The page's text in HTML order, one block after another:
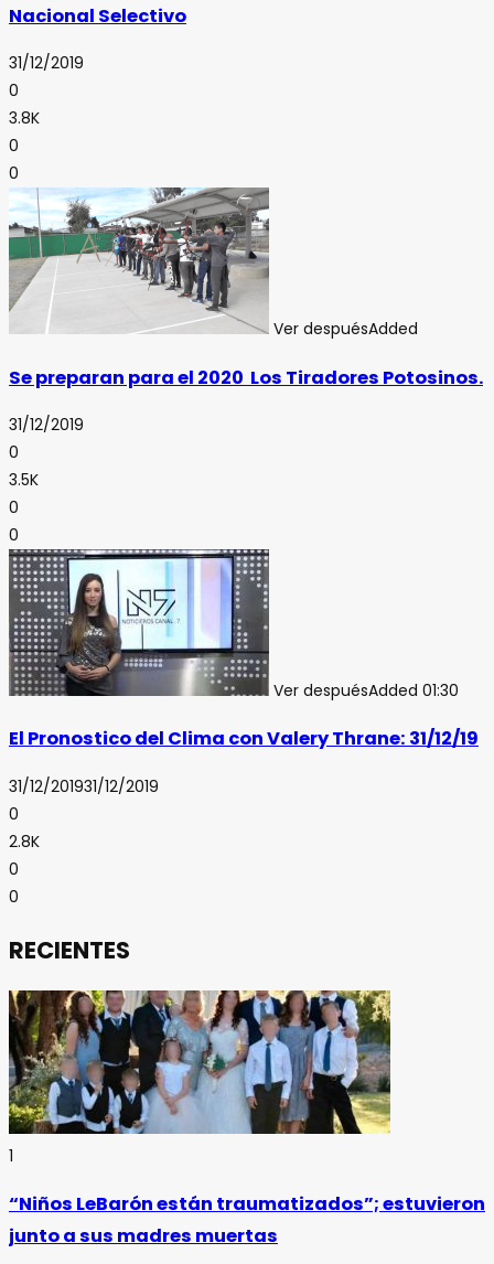
Nacional Selectivo
31/12/2019
0
3.8K
0
0
Ver despuésAdded
Se preparan para el 2020 Los Tiradores Potosinos.
31/12/2019
0
3.5K
0
0
Ver despuésAdded 01:30
El Pronostico del Clima con Valery Thrane: 31/12/19
31/12/201931/12/2019
0
2.8K
0
0
RECIENTES
1
“Niños LeBarón están traumatizados”; estuvieron
junto a sus madres muertas